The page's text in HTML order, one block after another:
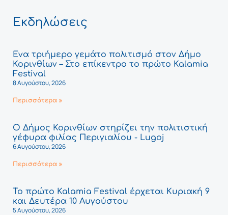
Εκδηλώσεις
Ένα τριήμερο γεμάτο πολιτισμό στον Δήμο
Κορινθίων – Στο επίκεντρο το πρώτο Kalamia
Festival
8 Αυγούστου, 2026
Περισσότερα »
Ο Δήμος Κορινθίων στηρίζει την πολιτιστική
γέφυρα φιλίας Περιγιαλίου - Lugoj
6 Αυγούστου, 2026
Περισσότερα »
Το πρώτο Kalamia Festival έρχεται Κυριακή 9
και Δευτέρα 10 Αυγούστου
5 Αυγούστου, 2026